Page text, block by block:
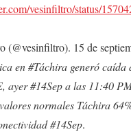
vesinfiltro/status/
(@vesinfiltro). 15 de
en #Táchira generó caída
ayer #14Sep a las 11:40
normales Táchira
#14Sep.